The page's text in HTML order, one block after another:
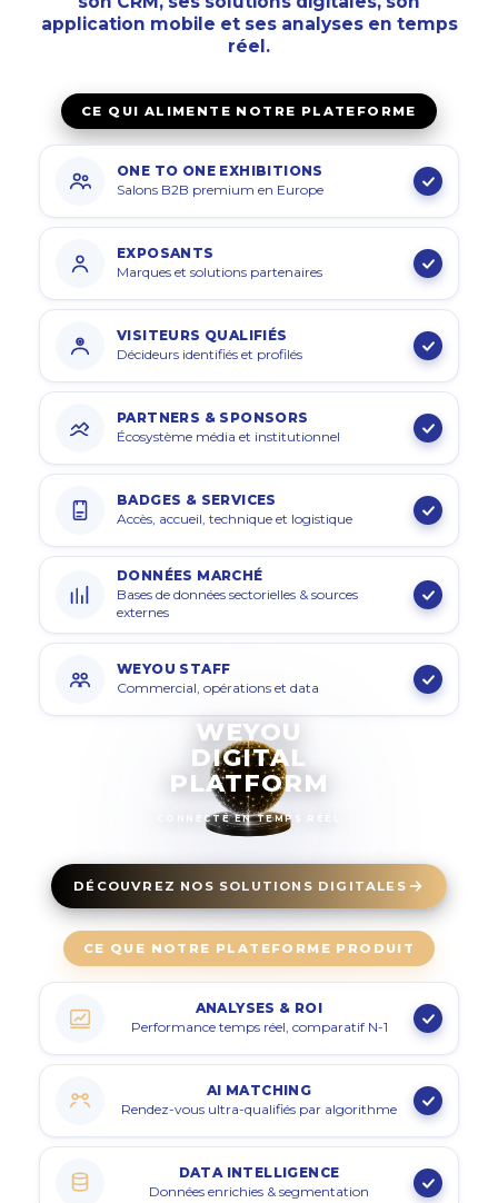
application mobile et ses analyses en temps
réel.
CE QUI ALIMENTE NOTRE PLATEFORME
ONE TO ONE EXHIBITIONS
Salons B2B premium en Europe
EXPOSANTS
Marques et solutions partenaires
VISITEURS QUALIFIÉS
Décideurs identifiés et profilés
PARTNERS & SPONSORS
Écosystème média et institutionnel
BADGES & SERVICES
Accès, accueil, technique et logistique
DONNÉES MARCHÉ
Bases de données sectorielles & sources
externes
WEYOU STAFF
Commercial, opérations et data
WEYOU
DIGITAL
PLATFORM
CONNECTÉ EN TEMPS RÉEL
DÉCOUVREZ NOS SOLUTIONS DIGITALES
CE QUE NOTRE PLATEFORME PRODUIT
ANALYSES & ROI
Performance temps réel, comparatif N-1
AI MATCHING
Rendez-vous ultra-qualifiés par algorithme
DATA INTELLIGENCE
Données enrichies & segmentation